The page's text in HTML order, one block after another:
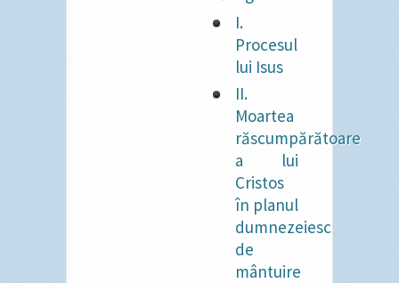
I.
Procesul
lui Isus
II.
Moartea
răscumpărătoare
a lui
Cristos
în planul
dumnezeiesc
de
mântuire